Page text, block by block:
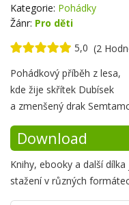
Kategorie: Pohádky
Žánr: Pro děti
5,0 (2
Krátké
shrnutí
Pohádkový příběh z lesa,
kde žije skřítek Dubísek
a zmenšený drak
Download
Knihy, ebooky a další
stažení v různých